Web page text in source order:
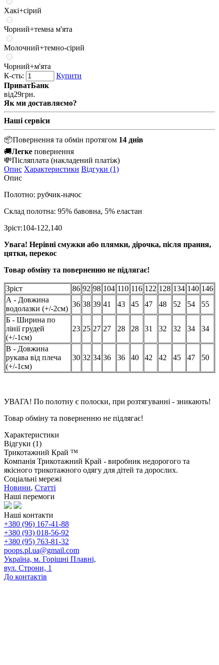
Хакі+сірий
Чорний+темна м'ята
Молочний+темно-сірий
Чорний+м'ята
К-сть:
Купити
ПриватБанк
від29грн.
Як ми доставляємо?
Наші сервіси
📦Повернення та обмін протягом 14 днів
🚚Легке повернення
💸Післяплата (накладений платіж)
Опис Характеристики Відгуки (1)
Опис
Полотно: рубчик-начос
Склад полотна: 95% бавовна, 5% еластан
Зріст:104-122,140
Увага! Нерівні смужки або плямки, дірочка, після прання,
цятки, перекос
Товар обміну та поверненню не підлягає!
Зріст 86 92 98 104 110 116 122 128 134 140 146
А - Довжина
водолазки (+/-2см)
36 38 39 41 43 45 47 48 52 54
55
Б - Ширина по
лінії грудей
(+/-1см)
23 25 27 27 28 28 31 32 32 34 34
В - Довжина
рукава від плеча
(+/-1см)
30 32 34 36 36 40 42 42 45 47 50
УВАГА! По полотну є полоски, при розтягуванні - зникають!
Товар обміну та поверненню не підлягає!
Характеристики
Відгуки (1)
Трикотажний Край ™
Компанія Трикотажний Край - виробник недорогого та
якісного трикотажного одягу для дітей та дорослих.
Соціальні мережі
Новини, Статті
Наші перемоги
Наші контакти
+380 (96) 167-41-88
+380 (93) 018-56-92
+380 (95) 763-81-32
poops.pl.ua@gmail.com
Україна, м. Горішні Плавні,
вул. Строни, 1
До контактів